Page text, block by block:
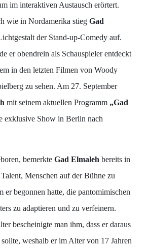
im interaktiven Austausch erörtert.
wie in Nordamerika stieg Gad
der Stand-up-Comedy auf.
er obendrein als Schauspieler entdeckt
in den letzten Filmen von Woody
zu sehen. Am 27. September
mit seinem aktuellen Programm „Gad
exklusive Show in Berlin nach
bemerkte Gad Elmaleh bereits in
Menschen auf der Bühne zu
er begonnen hatte, die pantomimischen
zu adaptieren und zu verfeinern.
bescheinigte man ihm, dass er daraus
weshalb er im Alter von 17 Jahren